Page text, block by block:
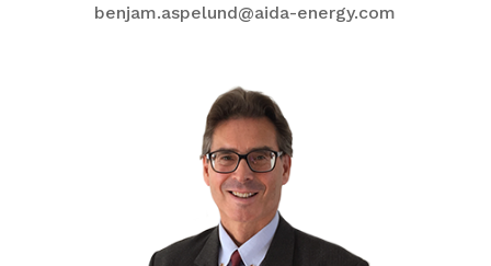
benjam.aspelund@aida-energy.com